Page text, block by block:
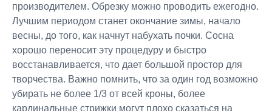
производителем. Обрезку можно проводить ежегодно.
Лучшим периодом станет окончание зимы, начало
весны, до того, как начнут набухать почки. Сосна
хорошо переносит эту процедуру и быстро
восстанавливается, что дает большой простор для
творчества. Важно помнить, что за один год возможно
убирать не более 1/3 от всей кроны, более
кардинальные стрижки могут плохо сказаться на